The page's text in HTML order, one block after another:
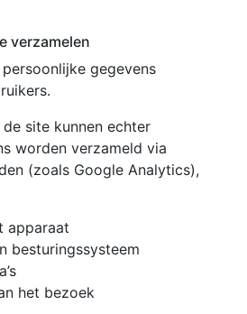
verzamelen
gegevens
site kunnen echter
worden verzameld via
(zoals Google Analytics),
apparaat
besturingssysteem
het bezoek